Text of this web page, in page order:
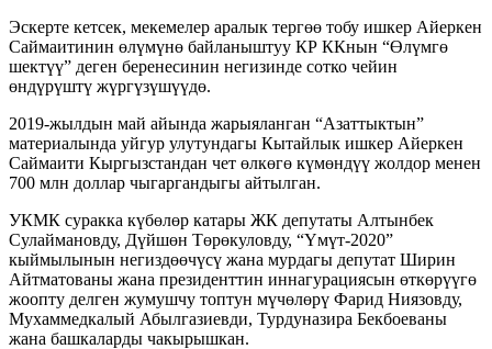
Эскерте кетсек, мекемелер аралык тергөө тобу ишкер Айеркен
Саймаитинин өлүмүнө байланыштуу КР ККнын “Өлүмгө
шектүү” деген беренесинин негизинде сотко чейин
өндүрүштү жүргүзүшүүдө.
2019-жылдын май айында жарыяланган “Азаттыктын”
материалында уйгур улутундагы Кытайлык ишкер Айеркен
Саймаити Кыргызстандан чет өлкөгө күмөндүү жолдор менен
700 млн доллар чыгаргандыгы айтылган.
УКМК суракка күбөлөр катары ЖК депутаты Алтынбек
Сулаймановду, Дүйшөн Төрөкуловду, “Үмүт-2020”
кыймылынын негиздөөчүсү жана мурдагы депутат Ширин
Айтматованы жана президенттин иннагурациясын өткөрүүгө
жоопту делген жумушчу топтун мүчөлөрү Фарид Ниязовду,
Мухаммедкалый Абылгазиевди, Турдуназира Бекбоеваны
жана башкаларды чакырышкан.